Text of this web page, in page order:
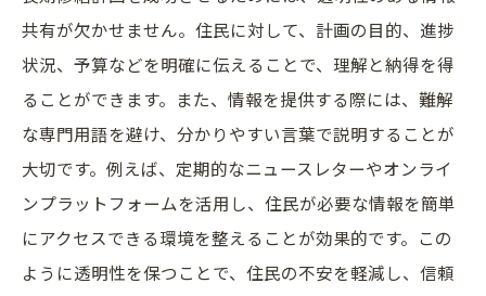
共有が欠かせません。住民に対して、計画の目的、進捗
状況、予算などを明確に伝えることで、理解と納得を得
ることができます。また、情報を提供する際には、難解
な専門用語を避け、分かりやすい言葉で説明することが
大切です。例えば、定期的なニュースレターやオンライ
ンプラットフォームを活用し、住民が必要な情報を簡単
にアクセスできる環境を整えることが効果的です。この
ように透明性を保つことで、住民の不安を軽減し、信頼